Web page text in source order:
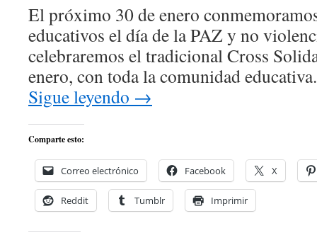
El próximo 30 de enero
educativos el día de la PAZ y no
celebraremos el tradicional Cross
enero, con toda la comunidad
Sigue leyendo →
Comparte esto:
Correo electrónico Facebook X
Reddit Tumblr Imprimir